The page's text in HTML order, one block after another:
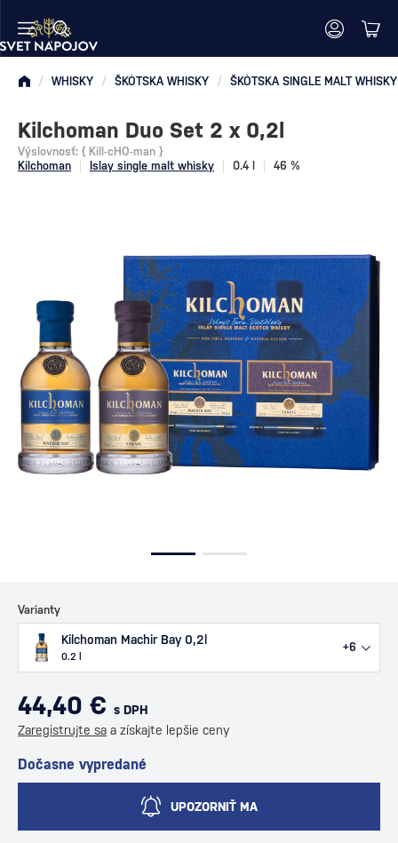
/ WHISKY / ŠKÓTSKA WHISKY / ŠKÓTSKA SINGLE MALT WHISKY
Kilchoman Islay single malt whisky 0.4 l 46 %
Kilchoman Duo Set 2 x 0,2l
Výslovnosť: { Kill-cHO-man }
Varianty
Kilchoman Machir Bay 0,2l
0.2 l
+6
44,40 € s DPH
Zaregistrujte sa a získajte lepšie ceny
Dočasne vypredané
UPOZORNIŤ MA